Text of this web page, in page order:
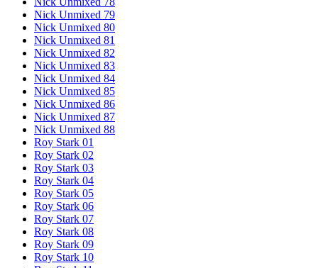
Nick Unmixed 79
Nick Unmixed 80
Nick Unmixed 81
Nick Unmixed 82
Nick Unmixed 83
Nick Unmixed 84
Nick Unmixed 85
Nick Unmixed 86
Nick Unmixed 87
Nick Unmixed 88
Roy Stark 01
Roy Stark 02
Roy Stark 03
Roy Stark 04
Roy Stark 05
Roy Stark 06
Roy Stark 07
Roy Stark 08
Roy Stark 09
Roy Stark 10